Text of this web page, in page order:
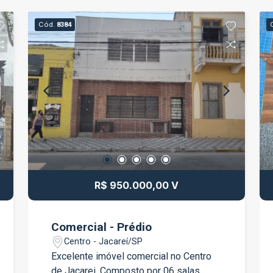
Cód. 8384
R$ 950.000,00 V
Comercial - Prédio
Centro - Jacareí/SP
Excelente imóvel comercial no Centro